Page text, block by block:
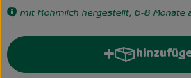
mit Rohmilch hergestellt, 6-8 Monate